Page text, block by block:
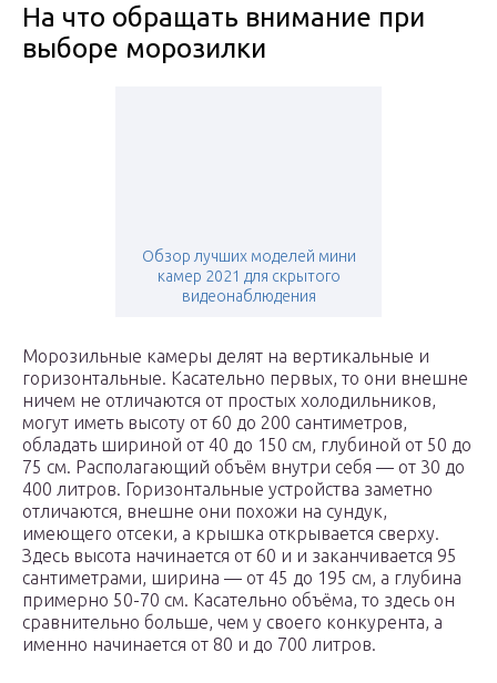
На что обращать внимание при
выборе морозилки
Обзор лучших моделей мини
камер 2021 для скрытого
видеонаблюдения
Морозильные камеры делят на вертикальные и
горизонтальные. Касательно первых, то они внешне
ничем не отличаются от простых холодильников,
могут иметь высоту от 60 до 200 сантиметров,
обладать шириной от 40 до 150 см, глубиной от 50 до
75 см. Располагающий объём внутри себя — от 30 до
400 литров. Горизонтальные устройства заметно
отличаются, внешне они похожи на сундук,
имеющего отсеки, а крышка открывается сверху.
Здесь высота начинается от 60 и и заканчивается 95
сантиметрами, ширина — от 45 до 195 см, а глубина
примерно 50-70 см. Касательно объёма, то здесь он
сравнительно больше, чем у своего конкурента, а
именно начинается от 80 и до 700 литров.